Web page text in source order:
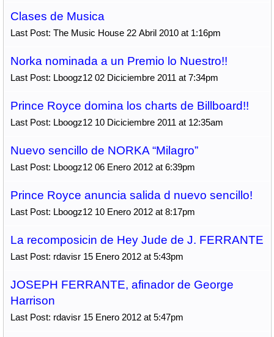
Clases de Musica
Last Post: The Music House 22 Abril 2010 at 1:16pm
Norka nominada a un Premio lo Nuestro!!
Last Post: Lboogz12 02 Diciciembre 2011 at 7:34pm
Prince Royce domina los charts de Billboard!!
Last Post: Lboogz12 10 Diciciembre 2011 at 12:35am
Nuevo sencillo de NORKA “Milagro”
Last Post: Lboogz12 06 Enero 2012 at 6:39pm
Prince Royce anuncia salida d nuevo sencillo!
Last Post: Lboogz12 10 Enero 2012 at 8:17pm
La recomposicin de Hey Jude de J. FERRANTE
Last Post: rdavisr 15 Enero 2012 at 5:43pm
JOSEPH FERRANTE, afinador de George
Harrison
Last Post: rdavisr 15 Enero 2012 at 5:47pm